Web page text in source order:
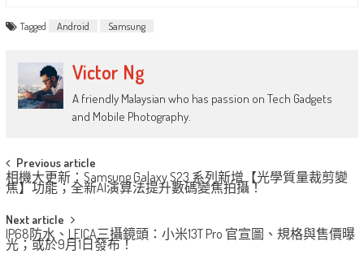
Tagged Android Samsung
Victor Ng
A friendly Malaysian who has passion on Tech Gadgets
and Mobile Photography.
Post
navigation
Previous article
相機大更新：Samsung Galaxy S23 系列新增【光學質量裁剪變
焦】功能；全新AI演算法提升數碼變焦拍攝！
Next article
IP68防水、LEICA三攝鏡頭：小米13T Pro 官宣圖、規格與售價曝
光；或於9月1日發布！